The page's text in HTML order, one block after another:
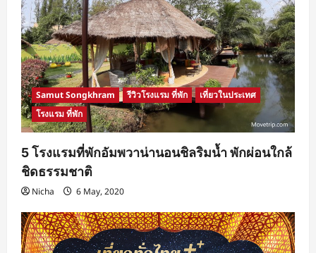
Samut Songkhram รีวิวโรงแรม ที่พัก
เที่ยวในประเทศ
โรงแรม ที่พัก
5 โรงแรมที่พักอัมพวาน่านอนชิลริมน้ำ พักผ่อนใกล้
ชิดธรรมชาติ
Nicha 6 May, 2020